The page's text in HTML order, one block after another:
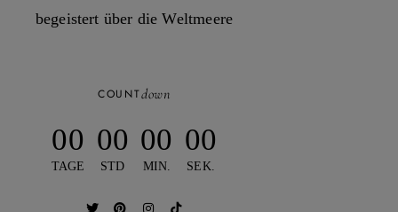
begeistert über die Weltmeere
COUNTdown
00
TAGE
00
STD
00
MIN.
00
SEK.